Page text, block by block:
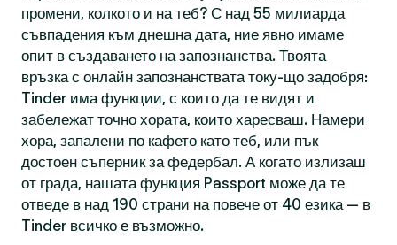
промени, колкото и на теб? С над 55 милиарда
съвпадения към днешна дата, ние явно имаме
опит в създаването на запознанства. Твоята
връзка с онлайн запознанствата току-що задобря:
Tinder има функции, с които да те видят и
забележат точно хората, които харесваш. Намери
хора, запалени по кафето като теб, или пък
достоен съперник за федербал. А когато излизаш
от града, нашата функция Passport може да те
отведе в над 190 страни на повече от 40 езика — в
Tinder всичко е възможно.